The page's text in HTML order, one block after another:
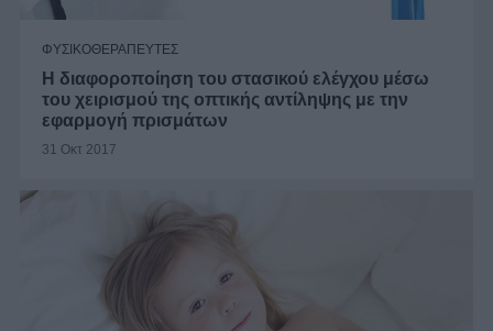
ΦΥΣΙΚΟΘΕΡΑΠΕΥΤΕΣ
Η διαφοροποίηση του στασικού ελέγχου μέσω
του χειρισμού της οπτικής αντίληψης με την
εφαρμογή πρισμάτων
31 Οκτ 2017